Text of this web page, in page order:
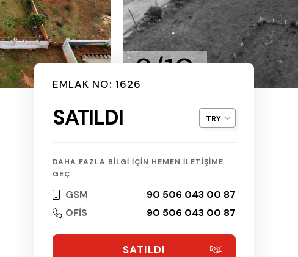
2/10
EMLAK NO: 1626
SATILDI
DAHA FAZLA BİLGİ İÇİN HEMEN İLETİŞİME
GEÇ.
GSM
90 506 043 00 87
OFİS
90 506 043 00 87
SATILDI